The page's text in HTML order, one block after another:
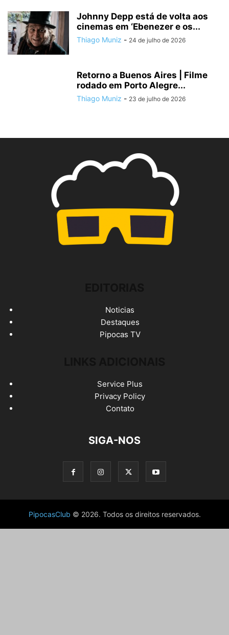
Johnny Depp está de volta aos
cinemas em ‘Ebenezer e os...
Thiago Muniz - 24 de julho de 2026
Retorno a Buenos Aires | Filme
rodado em Porto Alegre...
Thiago Muniz - 23 de julho de 2026
Noticias
Destaques
Pipocas TV
Service Plus
Privacy Policy
Contato
SIGA-NOS
PipocasClub © 2026. Todos os direitos reservados.